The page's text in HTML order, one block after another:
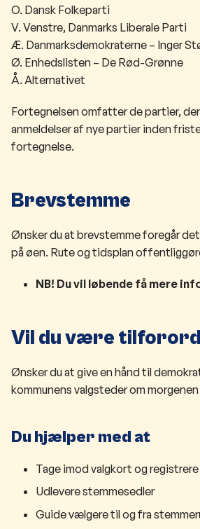
O. Dansk Folkeparti
V. Venstre, Danmarks Liberale Parti
Æ. Danmarksdemokraterne – Inger
Ø. Enhedslisten – De Rød-Grønne
Å. Alternativet
Fortegnelsen omfatter de partier,
anmeldelser af nye partier inden
fortegnelse.
Brevstemme
Ønsker du at brevstemme foregår
på øen. Rute og tidsplan
NB! Du vil løbende få mere
Vil du være
Ønsker du at give en hånd til
kommunens valgsteder om
Du hjælper med at
Tage imod valgkort og
Udlevere stemmesedler
Guide vælgere til og fra